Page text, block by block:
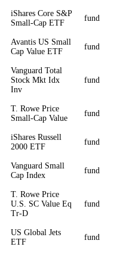
iShares Core S&P
Small-Cap ETF
fund
Avantis US Small
Cap Value ETF
fund
Vanguard Total
Stock Mkt Idx
Inv
fund
T. Rowe Price
Small-Cap Value
fund
iShares Russell
2000 ETF
fund
Vanguard Small
Cap Index
fund
T. Rowe Price
U.S. SC Value Eq
Tr-D
fund
US Global Jets
ETF
fund